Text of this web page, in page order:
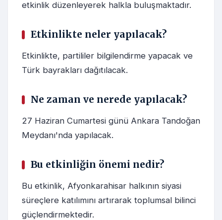
etkinlik düzenleyerek halkla buluşmaktadır.
Etkinlikte neler yapılacak?
Etkinlikte, partililer bilgilendirme yapacak ve
Türk bayrakları dağıtılacak.
Ne zaman ve nerede yapılacak?
27 Haziran Cumartesi günü Ankara Tandoğan
Meydanı'nda yapılacak.
Bu etkinliğin önemi nedir?
Bu etkinlik, Afyonkarahisar halkının siyasi
süreçlere katılımını artırarak toplumsal bilinci
güçlendirmektedir.